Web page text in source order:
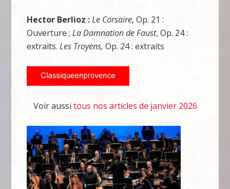
Hector Berlioz :Le Corsaire, Op. 21 :
Ouverture ;La Damnation de Faust, Op. 24 :
extraits.Les Troyens, Op. 24 : extraits
Voir aussi tous nos articles de janvier 2026